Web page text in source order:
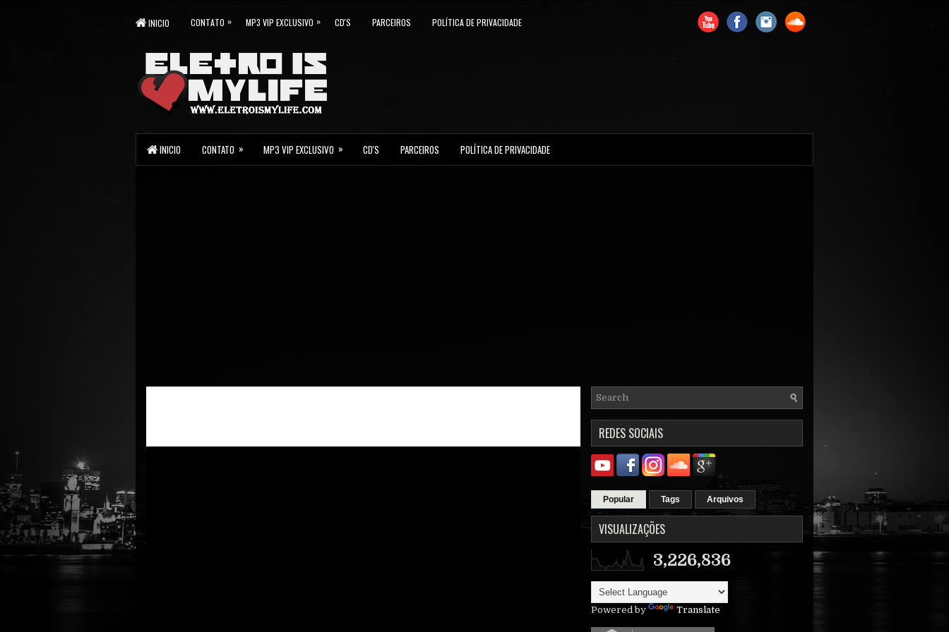
INICIO CONTATO » MP3 VIP EXCLUSIVO » CD'S PARCEIROS POLÍTICA DE PRIVACIDADE
INICIO CONTATO » MP3 VIP EXCLUSIVO » CD'S PARCEIROS POLÍTICA DE PRIVACIDADE
REDES SOCIAIS
Popular Tags Arquivos
VISUALIZAÇÕES
3,226,836
Powered by Translate